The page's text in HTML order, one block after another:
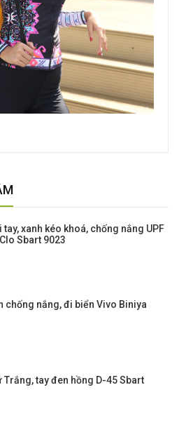
xanh kéo khoá, chống nắng UPF
Sbart 9023
chống nắng, đi biển Vivo Biniya
Trắng, tay đen hồng D-45 Sbart